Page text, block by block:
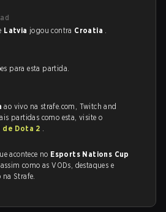
Latvia jogou contra Croatia .
para esta partida.
ao vivo na strafe.com, Twitch and
partidas como esta, visite o
de Dota 2 .
acontece no Esports Nations Cup
como as VODs, destaques e
Strafe.